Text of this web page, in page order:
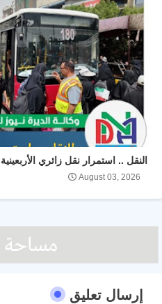
النقل .. استمرار نقل زائري
August 03, 2026
إرسال تعليق